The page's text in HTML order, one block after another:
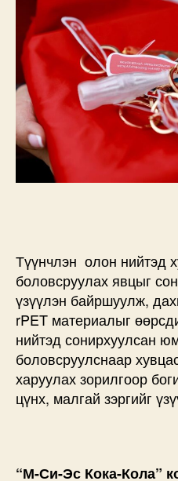
Түүнчлэн олон нийтэд
боловсруулах явцыг
үзүүлэн байршуулж,
rPET материалыг
нийтэд сонирхуулсан
боловсруулснаар
харуулах зорилгоор
цүнх, малгай зэргийг
“М-Си-Эс Кока-Кола”